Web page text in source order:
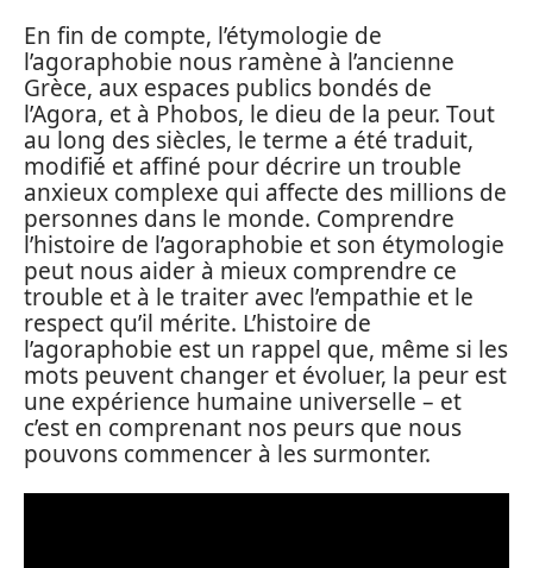
En fin de compte, l’étymologie de
l’agoraphobie nous ramène à l’ancienne
Grèce, aux espaces publics bondés de
l’Agora, et à Phobos, le dieu de la peur. Tout
au long des siècles, le terme a été traduit,
modifié et affiné pour décrire un trouble
anxieux complexe qui affecte des millions de
personnes dans le monde. Comprendre
l’histoire de l’agoraphobie et son étymologie
peut nous aider à mieux comprendre ce
trouble et à le traiter avec l’empathie et le
respect qu’il mérite. L’histoire de
l’agoraphobie est un rappel que, même si les
mots peuvent changer et évoluer, la peur est
une expérience humaine universelle – et
c’est en comprenant nos peurs que nous
pouvons commencer à les surmonter.